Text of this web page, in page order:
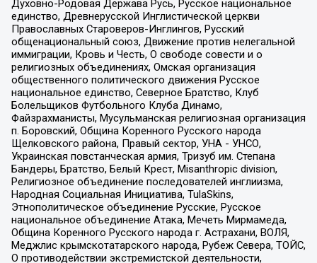
Духовно-Родовая Держава Русь, Русское национальное
единство, Древнерусской Инглистической церкви
Православных Староверов-Инглингов, Русский
общенациональный союз, Движение против нелегальной
иммиграции, Кровь и Честь, О свободе совести и о
религиозных объединениях, Омская организация
общественного политического движения Русское
национальное единство, Северное Братство, Клуб
Болельщиков Футбольного Клуба Динамо,
Файзрахманисты, Мусульманская религиозная организация
п. Боровский, Община Коренного Русского народа
Щелковского района, Правый сектор, УНА - УНСО,
Украинская повстанческая армия, Тризуб им. Степана
Бандеры, Братство, Белый Крест, Misanthropic division,
Религиозное объединение последователей инглиизма,
Народная Социальная Инициатива, TulaSkins,
Этнополитическое объединение Русские, Русское
национальное объединение Атака, Мечеть Мирмамеда,
Община Коренного Русского народа г. Астрахани, ВОЛЯ,
Меджлис крымскотатарского народа, Рубеж Севера, ТОЙС,
О противодействии экстремистской деятельности,